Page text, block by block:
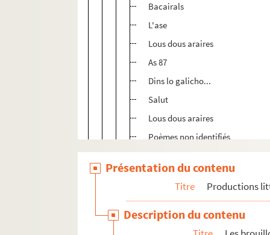
Bacairals
L'ase
Lous dous araires
As 87
Dins lo galicho...
Salut
Lous dous araires
Poèmes non identifiés
ALB 4.15. Année 1916
Présentation du contenu
Titre Productions
Description du contenu